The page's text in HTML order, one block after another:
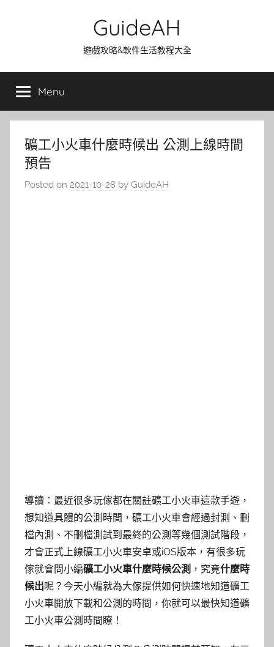
GuideAH
遊戲攻略&軟件生活教程大全
Menu
礦工小火車什麼時候出 公測上線時間
預告
Posted on 2021-10-28 by GuideAH
導讀：最近很多玩傢都在關註礦工小火車這款手遊，
想知道具體的公測時間，礦工小火車會經過封測、刪
檔內測、不刪檔測試到最終的公測等幾個測試階段，
才會正式上線礦工小火車安卓或iOS版本，有很多玩
傢就會問小編礦工小火車什麼時候公測 ，究竟什麼時
候出呢？今天小編就為大傢提供如何快速地知道礦工
小火車開放下載和公測的時間，你就可以最快知道礦
工小火車公測時間瞭！